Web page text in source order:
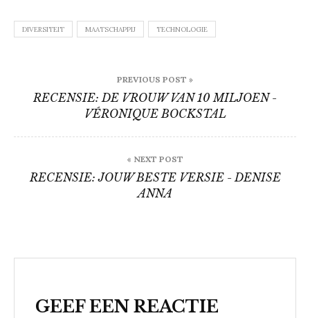
DIVERSITEIT MAATSCHAPPIJ TECHNOLOGIE
navigatie
PREVIOUS POST »
RECENSIE: DE VROUW VAN 10 MILJOEN -
VÉRONIQUE BOCKSTAL
« NEXT POST
RECENSIE: JOUW BESTE VERSIE - DENISE
ANNA
GEEF EEN REACTIE